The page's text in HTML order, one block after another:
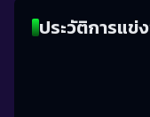
ประวัติการแข่